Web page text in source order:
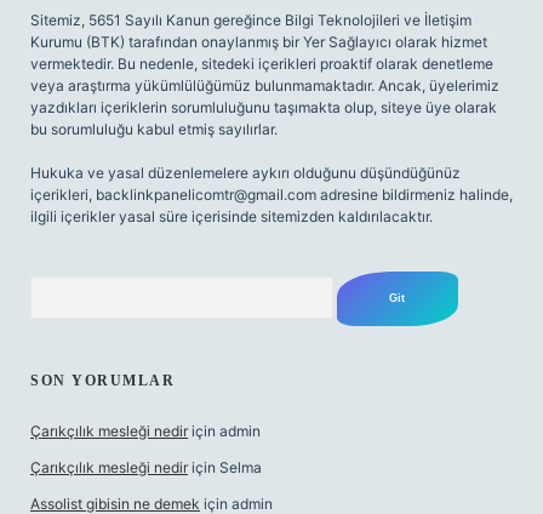
Sitemiz, 5651 Sayılı Kanun gereğince Bilgi Teknolojileri ve İletişim
Kurumu (BTK) tarafından onaylanmış bir Yer Sağlayıcı olarak hizmet
vermektedir. Bu nedenle, sitedeki içerikleri proaktif olarak denetleme
veya araştırma yükümlülüğümüz bulunmamaktadır. Ancak, üyelerimiz
yazdıkları içeriklerin sorumluluğunu taşımakta olup, siteye üye olarak
bu sorumluluğu kabul etmiş sayılırlar.
Hukuka ve yasal düzenlemelere aykırı olduğunu düşündüğünüz
içerikleri, backlinkpanelicomtr@gmail.com adresine bildirmeniz halinde,
ilgili içerikler yasal süre içerisinde sitemizden kaldırılacaktır.
SON YORUMLAR
Çarıkçılık mesleği nedir için admin
Çarıkçılık mesleği nedir için Selma
Assolist gibisin ne demek için admin